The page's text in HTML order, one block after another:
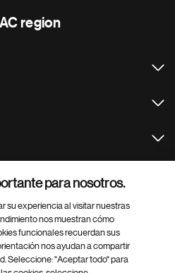
region
para nosotros.
su experiencia al visitar nuestras
nos muestran cómo
funcionales recuerdan sus
nos ayudan a compartir
Seleccione: "Aceptar todo" para